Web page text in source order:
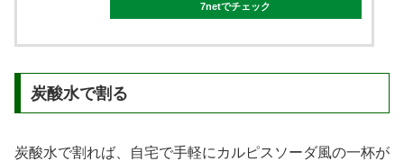
7netでチェック
炭酸水で割る
炭酸水で割れば、自宅で手軽にカルピスソーダ風の一杯が